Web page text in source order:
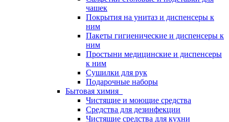
чашек
Покрытия на унитаз и диспенсеры к
ним
Пакеты гигиенические и диспенсеры к
ним
Простыни медицинские и диспенсеры
к ним
Сушилки для рук
Подарочные наборы
Бытовая химия
Чистящие и моющие средства
Средства для дезинфекции
Чистящие средства для кухни